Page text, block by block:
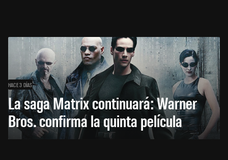
HACE 3 DÍAS
La saga Matrix continuará: Warner
Bros. confirma la quinta película